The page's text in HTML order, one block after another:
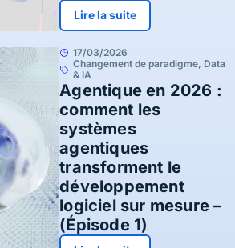
Lire la suite
17/03/2026
Changement de paradigme, Data
& IA
Agentique en 2026 :
comment les
systèmes
agentiques
transforment le
développement
logiciel sur mesure –
(Épisode 1)